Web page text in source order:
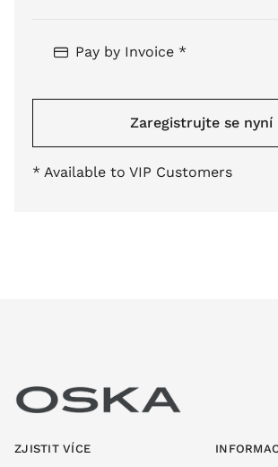
Pay by Invoice *
Zaregistrujte se nyní
* Available to VIP Customers
ZJISTIT VÍCE